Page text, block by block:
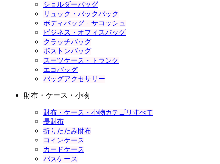
ショルダーバッグ
リュック・バックパック
ボディバッグ・サコッシュ
ビジネス・オフィスバッグ
クラッチバッグ
ボストンバッグ
スーツケース・トランク
エコバッグ
バッグアクセサリー
財布・ケース・小物
財布・ケース・小物カテゴリすべて
長財布
折りたたみ財布
コインケース
カードケース
パスケース